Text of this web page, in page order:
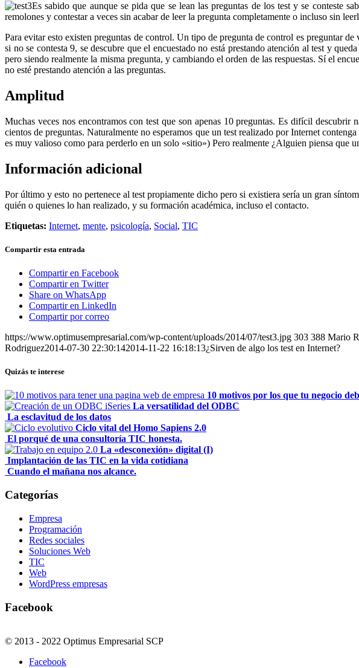
Es sabido que aunque se pida que se lean las preguntas de los test y se conteste
remolones y contestar a veces sin acabar de leer la pregunta completamente o incluso sin
Para evitar esto existen preguntas de control. Un tipo de pregunta de control es preguntar
si no se contesta 9, se descubre que el encuestado no está prestando atención al test y
pero siendo realmente la misma pregunta, y cambiando el orden de las respuestas. Sí el
no esté prestando atención a las preguntas.
Amplitud
Muchas veces nos encontramos con test que son apenas 10 preguntas. Es difícil
cientos de preguntas. Naturalmente no esperamos que un test realizado por Internet
es muy valioso como para perderlo en un solo «sitio») Pero realmente ¿Alguien piensa que
Información adicional
Por último y esto no pertenece al test propiamente dicho pero si existiera sería un gran
quién o quienes lo han realizado, y su formación académica, incluso el contacto.
Etiquetas: Internet, mente, psicología, Social, TIC
Compartir esta entrada
Compartir en Facebook
Compartir en Twitter
Share on WhatsApp
Compartir en LinkedIn
Compartir por correo
https://www.optimusempresarial.com/wp-content/uploads/2014/07/test3.jpg 303 388 Mario
Rodriguez2014-07-30 22:30:142014-11-22 16:18:13¿Sirven de algo los test en Internet?
Quizás te interese
10 motivos por los que tu negocio
La versatilidad del ODBC
La esclavitud de los datos
Ciclo vital del Homo Sapiens 2.0
El porqué de una consultoría TIC honesta.
La «desconexión» digital (I)
Implantación de las TIC en la vida cotidiana
Cuando el mañana nos alcance.
Categorías
Empresa
Programación
Redes sociales
Soluciones Web
TIC
Web
WordPress empresas
Facebook
© 2013 - 2022 Optimus Empresarial SCP
Facebook